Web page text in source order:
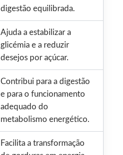
digestão equilibrada.
Ajuda a estabilizar a
glicémia e a reduzir
desejos por açúcar.
Contribui para a digestão
e para o funcionamento
adequado do
metabolismo energético.
Facilita a transformação